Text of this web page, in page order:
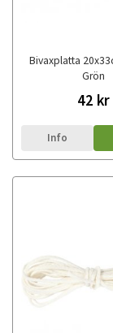
Bivaxplatta
Grön
42 kr
Info